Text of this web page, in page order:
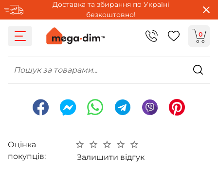
Доставка та збирання по Україні
безкоштовно!
0
Пошук за товарами...
Оцінка
покупців:
Залишити відгук